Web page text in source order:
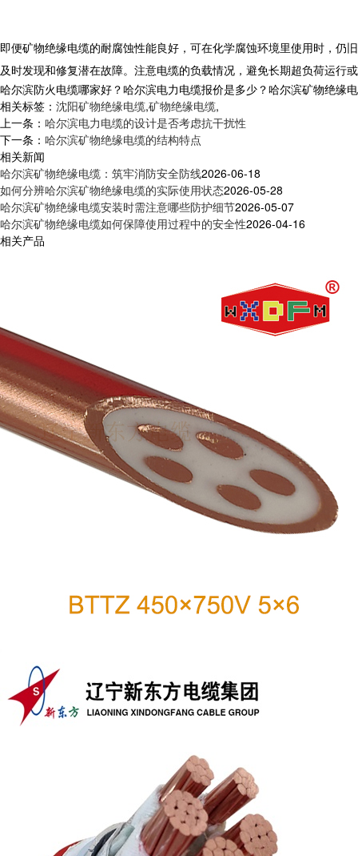
即便矿物绝缘电缆的耐腐蚀性能良好，可在化学腐蚀环境里使用时，仍
及时发现和修复潜在故障。注意电缆的负载情况，避免长期超负荷运行
哈尔滨防火电缆哪家好？哈尔滨电力电缆报价是多少？哈尔滨矿物绝
相关标签： 沈阳矿物绝缘电缆,矿物绝缘电缆,
上一条： 哈尔滨电力电缆的设计是否考虑抗干扰性
下一条： 哈尔滨矿物绝缘电缆的结构特点
相关新闻
哈尔滨矿物绝缘电缆：筑牢消防安全防线2026-06-18
如何分辨哈尔滨矿物绝缘电缆的实际使用状态2026-05-28
哈尔滨矿物绝缘电缆安装时需注意哪些防护细节2026-05-07
哈尔滨矿物绝缘电缆如何保障使用过程中的安全性2026-04-16
相关产品